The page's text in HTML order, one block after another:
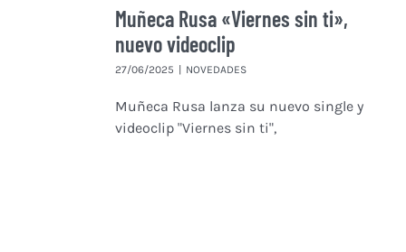
Muñeca Rusa «Viernes sin ti»,
nuevo videoclip
27/06/2025 | NOVEDADES
Muñeca Rusa lanza su nuevo single y
videoclip "Viernes sin ti",